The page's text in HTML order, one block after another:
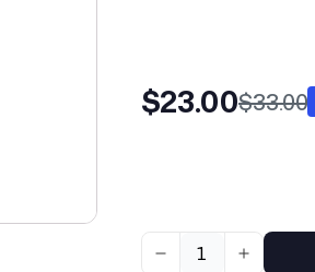
$23.00$33.00